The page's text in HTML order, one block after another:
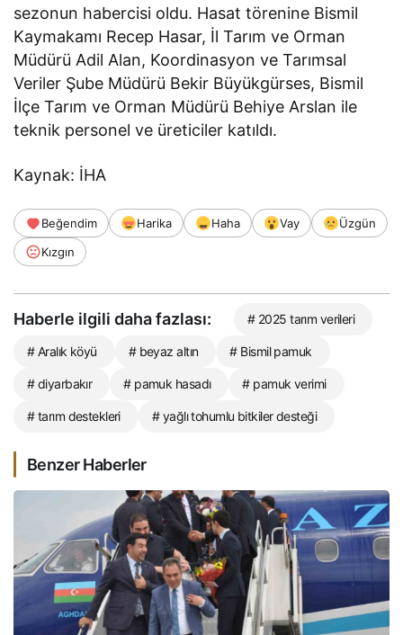
sezonun habercisi oldu. Hasat törenine Bismil
Kaymakamı Recep Hasar, İl Tarım ve Orman
Müdürü Adil Alan, Koordinasyon ve Tarımsal
Veriler Şube Müdürü Bekir Büyükgürses, Bismil
İlçe Tarım ve Orman Müdürü Behiye Arslan ile
teknik personel ve üreticiler katıldı.
Kaynak: İHA
Beğendim Harika Haha Vay
Üzgün
Kızgın
Haberle ilgili daha fazlası: # 2025 tarım verileri
# Aralık köyü # beyaz altın # Bismil pamuk
# diyarbakır # pamuk hasadı # pamuk verimi
# tarım destekleri # yağlı tohumlu bitkiler desteği
Benzer Haberler